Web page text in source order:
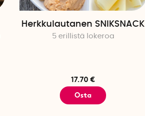
Herkkulautanen SNIKSNACK
5 erillistä lokeroa
17.70 €
Osta